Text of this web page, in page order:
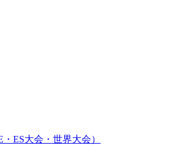
ES大会・世界大会）